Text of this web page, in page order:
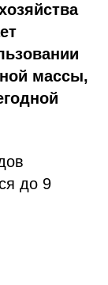
массы,
до 9